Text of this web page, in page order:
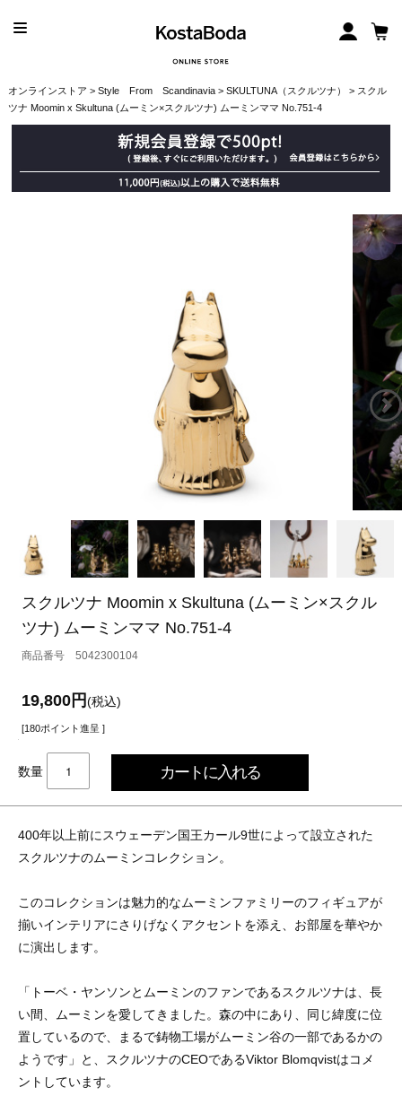
オンラインストア > Style From Scandinavia> SKULTUNA（スクルツナ）
> スクル
ツナ Moomin x Skultuna (ムーミン×スクルツナ) ムーミンママ No.751-4
スクルツナ Moomin x Skultuna (ムーミン×スクル
ツナ) ムーミンママ No.751-4
5042300104
19,800円(税込)
[180ポイント進呈 ]
数量
400年以上前にスウェーデン国王カール9世によって設立された
スクルツナのムーミンコレクション。
このコレクションは魅力的なムーミンファミリーのフィギュアが
揃いインテリアにさりげなくアクセントを添え、お部屋を華やか
に演出します。
「トーベ・ヤンソンとムーミンのファンであるスクルツナは、長
い間、ムーミンを愛してきました。森の中にあり、同じ緯度に位
置しているので、まるで鋳物工場がムーミン谷の一部であるかの
ようです」と、スクルツナのCEOであるViktor Blomqvistはコメ
ントしています。